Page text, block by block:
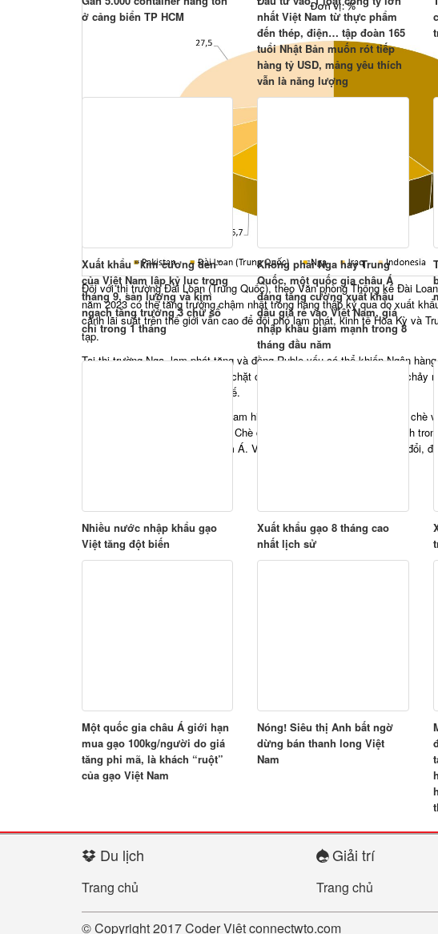
Đối với thị trường Đài Loan (Trung Quốc), theo Văn phòng Thống kê Đài
năm 2023 có thể tăng trưởng chậm nhất trong hàng thập kỷ qua do xuất
cảnh lãi suất trên thế giới vẫn cao để đối phó lạm phát, kinh tế Hoa Kỳ và
tạp.
Tại thị trường Nga, lạm phát tăng và đồng Ruble yếu có thể khiến Ngân
và kiểm soát chính sách tiền tệ chặt chẽ hơn để ngăn chặn dòng vốn chảy
tiêu dùng tại Nga cũng bị hạn chế.
Theo Tổng cục Thống kê, Việt Nam hiện đứng thứ 5 về diện tích trồng chè
sản lượng chè trên toàn thế giới. Chè đang dần có những vị trí nhất định
người Trung Đông, Bắc Phi, Nam Á. Văn hóa uống chè đang dần thay đổi,
ở cảng biển TP HCM
nhất Việt Nam từ thực phẩm
đến thép, điện… tập đoàn 165
tuổi Nhật Bản muốn rót tiếp
hàng tỷ USD, mảng yêu thích
vẫn là năng lượng
Xuất khẩu “kim cương đen”
của Việt Nam lập kỷ lục trong
tháng 9, sản lượng và kim
ngạch tăng trưởng 3 chữ số
chỉ trong 1 tháng
Không phải Nga hay Trung
Quốc, một quốc gia châu Á
đang tăng cường xuất khẩu
dầu giá rẻ vào Việt Nam, giá
nhập khẩu giảm mạnh trong 8
tháng đầu năm
Nhiều nước nhập khẩu gạo
Việt tăng đột biến
Xuất khẩu gạo 8 tháng cao
nhất lịch sử
Một quốc gia châu Á giới hạn
mua gạo 100kg/người do giá
tăng phi mã, là khách “ruột”
của gạo Việt Nam
Nóng! Siêu thị Anh bất ngờ
dừng bán thanh long Việt
Nam
Du lịch
Trang chủ
Giải trí
Trang chủ
© Copyright 2017Coder Việtconnectwto.com